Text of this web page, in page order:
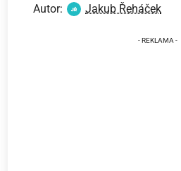
Autor: Jakub Řeháček